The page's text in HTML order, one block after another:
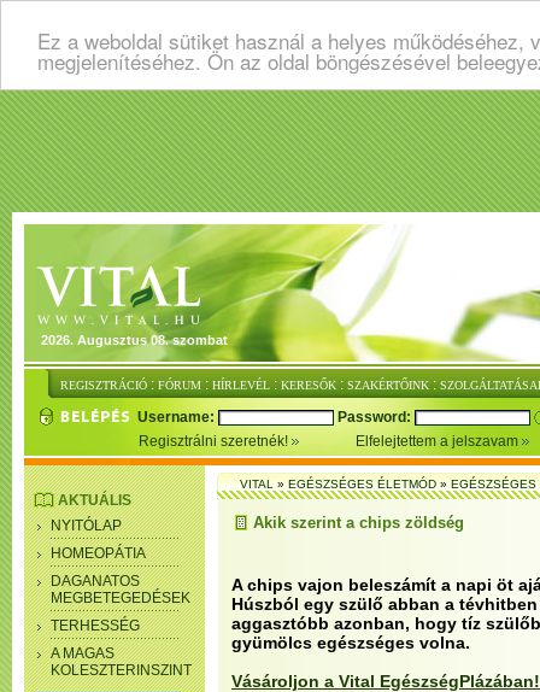
Ez a weboldal sütiket használ a helyes
megjelenítéséhez. Ön az oldal böngészésével
2026. Augusztus 08. szombat
REGISZTRÁCIÓ : FÓRUM : HÍRLEVÉL : KERESŐK : SZAKÉRTŐINK :
Username:
Password:
Regisztrálni szeretnék!
Elfelejtettem a jelszavam
AKTUÁLIS
NYITÓLAP
HOMEOPÁTIA
DAGANATOS
MEGBETEGEDÉSEK
TERHESSÉG
A MAGAS
KOLESZTERINSZINT
VITAL»EGÉSZSÉGES ÉLETMÓD»
Akik szerint a chips zöldség
A chips vajon beleszámít a napi öt
Húszból egy szülő abban a
aggasztóbb azonban, hogy tíz
gyümölcs egészséges volna.
Vásároljon a Vital EgészségPlázában!